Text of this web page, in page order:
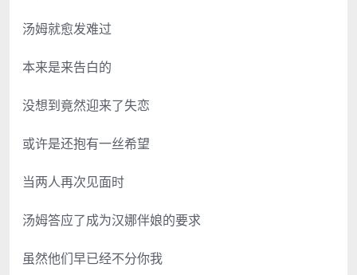
汤姆就愈发难过
本来是来告白的
没想到竟然迎来了失恋
或许是还抱有一丝希望
当两人再次见面时
汤姆答应了成为汉娜伴娘的要求
虽然他们早已经不分你我